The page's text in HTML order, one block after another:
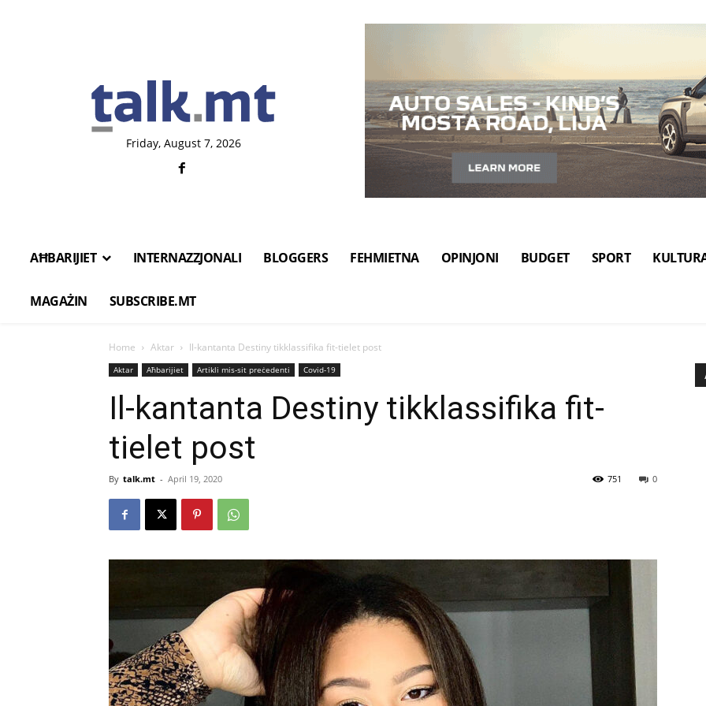
Friday, August 7, 2026
AĦBARIJIET INTERNAZZJONALI BLOGGERS FEHMIETNA OPINJONI BUDGET SPORT
MAGAŻIN SUBSCRIBE.MT
Home Aktar Il-kantanta Destiny tikklassifika fit-tielet post
Aktar Aħbarijiet Artikli mis-sit preċedenti Covid-19
Il-kantanta Destiny tikklassifika fit-
tielet post
By talk.mt - April 19, 2020 0
751